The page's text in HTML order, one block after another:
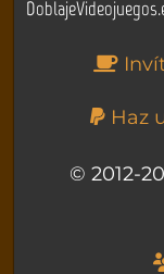
Haz
© 2012-